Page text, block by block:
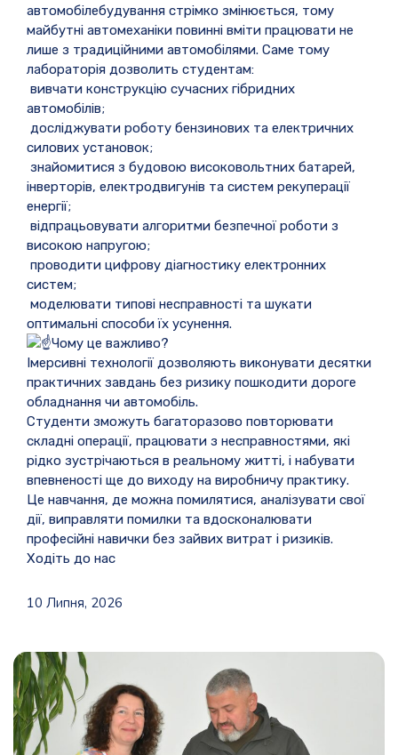
автомобілебудування стрімко змінюється, тому
майбутні автомеханіки повинні вміти працювати не
лише з традиційними автомобілями. Саме тому
лабораторія дозволить студентам:
вивчати конструкцію сучасних гібридних
автомобілів;
досліджувати роботу бензинових та електричних
силових установок;
знайомитися з будовою високовольтних батарей,
інверторів, електродвигунів та систем рекуперації
енергії;
відпрацьовувати алгоритми безпечної роботи з
високою напругою;
проводити цифрову діагностику електронних
систем;
моделювати типові несправності та шукати
оптимальні способи їх усунення.
Чому це важливо?
Імерсивні технології дозволяють виконувати десятки
практичних завдань без ризику пошкодити дороге
обладнання чи автомобіль.
Студенти зможуть багаторазово повторювати
складні операції, працювати з несправностями, які
рідко зустрічаються в реальному житті, і набувати
впевненості ще до виходу на виробничу практику.
Це навчання, де можна помилятися, аналізувати свої
дії, виправляти помилки та вдосконалювати
професійні навички без зайвих витрат і ризиків.
Ходіть до нас
10 Липня, 2026